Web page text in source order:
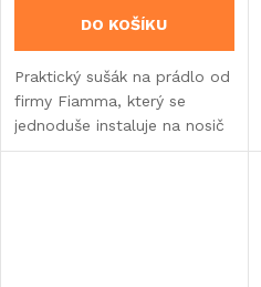
DO KOŠÍKU
Praktický sušák na prádlo od
firmy Fiamma, který se
jednoduše instaluje na nosič
jízdních kol